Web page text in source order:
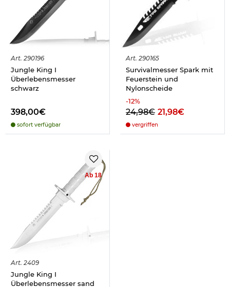
Art. 290196
Jungle King I
Überlebensmesser
schwarz
398,00€
sofort verfügbar
Art. 290165
Survivalmesser Spark mit
Feuerstein und
Nylonscheide
-12%
24,98€ 21,98€
vergriffen
Ab 18
Art. 2409
Jungle King I
Überlebensmesser sand